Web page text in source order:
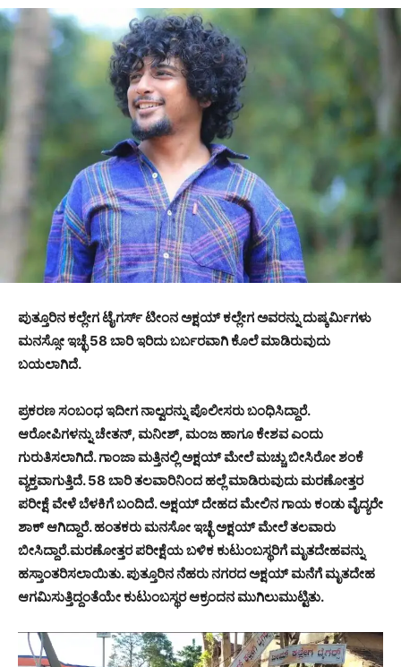
ಪುತ್ತೂರಿನ ಕಲ್ಲೇಗ ಟೈಗರ್ಸ್ ಟೀಂನ ಅಕ್ಷಯ್ ಕಲ್ಲೇಗ ಅವರನ್ನು ದುಷ್ಕರ್ಮಿಗಳು
ಮನಸ್ಸೋ ಇಚ್ಛೆ 58 ಬಾರಿ ಇರಿದು ಬರ್ಬರವಾಗಿ ಕೊಲೆ ಮಾಡಿರುವುದು
ಬಯಲಾಗಿದೆ.
ಪ್ರಕರಣ ಸಂಬಂಧ ಇದೀಗ ನಾಲ್ವರನ್ನು ಪೊಲೀಸರು ಬಂಧಿಸಿದ್ದಾರೆ.
ಆರೋಪಿಗಳನ್ನು ಚೇತನ್, ಮನೀಶ್, ಮಂಜ ಹಾಗೂ ಕೇಶವ ಎಂದು
ಗುರುತಿಸಲಾಗಿದೆ. ಗಾಂಜಾ ಮತ್ತಿನಲ್ಲಿ ಅಕ್ಷಯ್ ಮೇಲೆ ಮಚ್ಚು ಬೀಸಿರೋ ಶಂಕೆ
ವ್ಯಕ್ತವಾಗುತ್ತಿದೆ. 58 ಬಾರಿ ತಲವಾರಿನಿಂದ ಹಲ್ಲೆ ಮಾಡಿರುವುದು ಮರಣೋತ್ತರ
ಪರೀಕ್ಷೆ ವೇಳೆ ಬೆಳಕಿಗೆ ಬಂದಿದೆ. ಅಕ್ಷಯ್ ದೇಹದ ಮೇಲಿನ ಗಾಯ ಕಂಡು ವೈದ್ಯರೇ
ಶಾಕ್ ಆಗಿದ್ದಾರೆ. ಹಂತಕರು ಮನಸೋ ಇಚ್ಛೆ ಅಕ್ಷಯ್ ಮೇಲೆ ತಲವಾರು
ಬೀಸಿದ್ದಾರೆ.ಮರಣೋತ್ತರ ಪರೀಕ್ಷೆಯ ಬಳಿಕ ಕುಟುಂಬಸ್ಥರಿಗೆ ಮೃತದೇಹವನ್ನು
ಹಸ್ತಾಂತರಿಸಲಾಯಿತು. ಪುತ್ತೂರಿನ ನೆಹರು ನಗರದ ಅಕ್ಷಯ್ ಮನೆಗೆ ಮೃತದೇಹ
ಆಗಮಿಸುತ್ತಿದ್ದಂತೆಯೇ ಕುಟುಂಬಸ್ಥರ ಆಕ್ರಂದನ ಮುಗಿಲುಮುಟ್ಟಿತು.